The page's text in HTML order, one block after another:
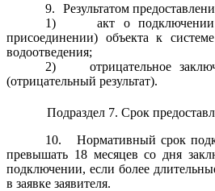
9.
Результатом
1)
акт о подключении
присоединении) объекта к
водоотведения;
2)
отрицательное
(отрицательный результат).
Подраздел 7. Срок
10.
Нормативный срок
превышать 18 месяцев со дня
подключении, если более
в заявке заявителя.